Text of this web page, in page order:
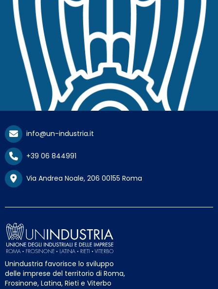
info@un-industria.it
+39 06 844991
Via Andrea Noale, 206 00155 Roma
Unindustria favorisce lo sviluppo
delle imprese del territorio di Roma,
Frosinone, Latina, Rieti e Viterbo